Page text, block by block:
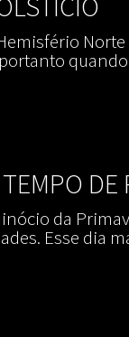
DE
da
Esse dia